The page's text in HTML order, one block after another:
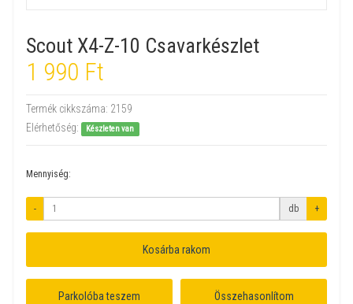
Scout X4-Z-10 Csavarkészlet
1 990 Ft
Termék cikkszáma: 2159
Elérhetőség:
Készleten van
Mennyiség:
- db +
Kosárba rakom
Parkolóba teszem Összehasonlítom